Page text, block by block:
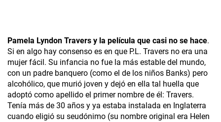
Pamela Lyndon Travers y la película que casi no se hace.
Si en algo hay consenso es en que P.L. Travers no era una
mujer fácil. Su infancia no fue la más estable del mundo,
con un padre banquero (como el de los niños Banks) pero
alcohólico, que murió joven y dejó en ella tal huella que
adoptó como apellido el primer nombre de él: Travers.
Tenía más de 30 años y ya estaba instalada en Inglaterra
cuando eligió su seudónimo (su nombre original era Helen